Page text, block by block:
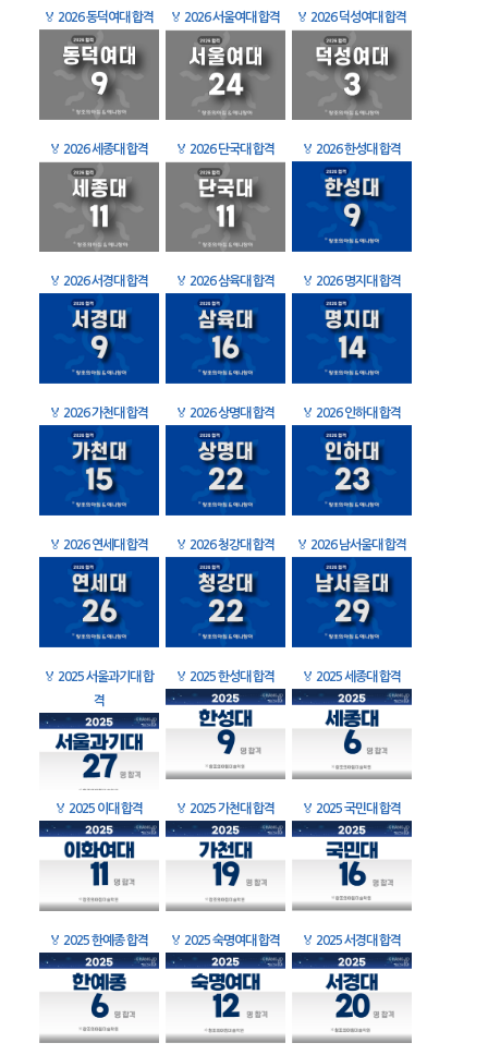
🏅 2026 동덕여대 합격 🏅 2026 서울여대 합격 🏅 2026 덕성여대 합격
🏅 2026 세종대 합격 🏅 2026 단국대 합격 🏅 2026 한성대 합격
🏅 2026 서경대 합격 🏅 2026 삼육대 합격 🏅 2026 명지대 합격
🏅 2026 가천대 합격 🏅 2026 상명대 합격 🏅 2026 인하대 합격
🏅 2026 연세대 합격 🏅 2026 청강대 합격 🏅 2026 남서울대 합격
🏅 2025 서울과기대 합
격
🏅 2025 한성대 합격 🏅 2025 세종대 합격
🏅 2025 이대 합격 🏅 2025 가천대 합격 🏅 2025 국민대 합격
🏅 2025 한예종 합격 🏅 2025 숙명여대 합격 🏅 2025 서경대 합격